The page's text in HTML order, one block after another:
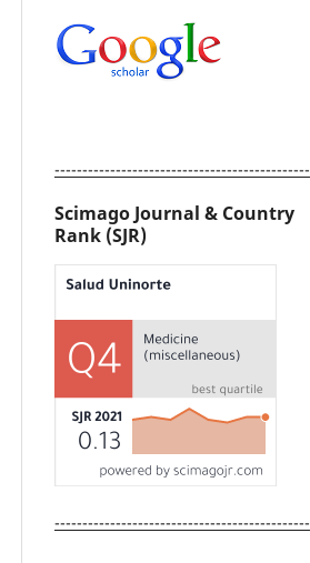
----------------------------------------------
Scimago Journal & Country
Rank (SJR)
----------------------------------------------